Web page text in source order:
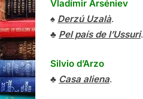
Vladímir Arséniev
♠ Derzú Uzalà.
♣ Pel país de l’Ussuri.
Silvio d’Arzo
♣ Casa aliena.